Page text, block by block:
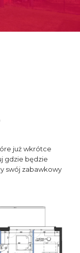
już wkrótce
gdzie będzie
swój zabawkowy